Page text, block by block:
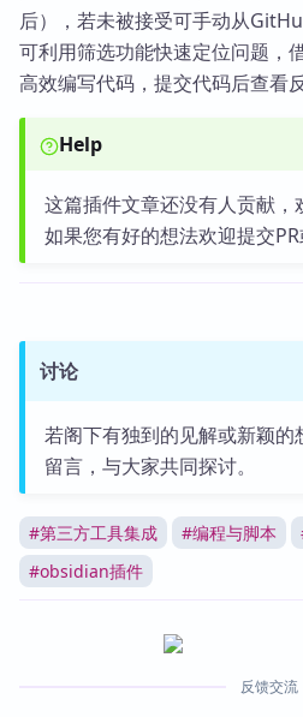
后），若未被接受可手动从
可利用筛选功能快速定位问题，
高效编写代码，提交代码后查看
Help
这篇插件文章还没有人贡献，
如果您有好的想法欢迎提交PR
讨论
若阁下有独到的见解或新颖
留言，与大家共同探讨。
#第三方工具集成 #编程与脚本
#obsidian插件
反馈交流